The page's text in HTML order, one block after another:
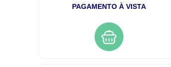
PAGAMENTO À VISTA